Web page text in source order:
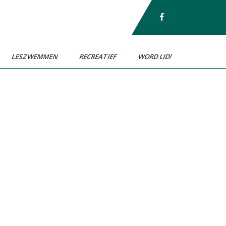
LESZWEMMEN RECREATIEF WORD LID!